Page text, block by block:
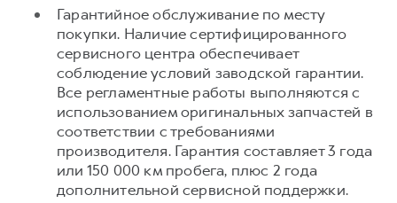
Гарантийное обслуживание по месту
покупки. Наличие сертифицированного
сервисного центра обеспечивает
соблюдение условий заводской гарантии.
Все регламентные работы выполняются с
использованием оригинальных запчастей в
соответствии с требованиями
производителя. Гарантия составляет 3 года
или 150 000 км пробега, плюс 2 года
дополнительной сервисной поддержки.